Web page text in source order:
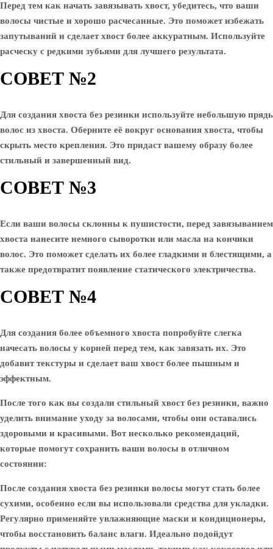
Перед тем как начать завязывать хвост, убедитесь, что ваши
волосы чистые и хорошо расчесанные. Это поможет избежать
запутываний и сделает хвост более аккуратным. Используйте
расческу с редкими зубьями для лучшего результата.
СОВЕТ №2
Для создания хвоста без резинки используйте небольшую прядь
волос из хвоста. Оберните её вокруг основания хвоста, чтобы
скрыть место крепления. Это придаст вашему образу более
стильный и завершенный вид.
СОВЕТ №3
Если ваши волосы склонны к пушистости, перед завязыванием
хвоста нанесите немного сыворотки или масла на кончики
волос. Это поможет сделать их более гладкими и блестящими, а
также предотвратит появление статического электричества.
СОВЕТ №4
Для создания более объемного хвоста попробуйте слегка
начесать волосы у корней перед тем, как завязать их. Это
добавит текстуры и сделает ваш хвост более пышным и
эффектным.
После того как вы создали стильный хвост без резинки, важно
уделить внимание уходу за волосами, чтобы они оставались
здоровыми и красивыми. Вот несколько рекомендаций,
которые помогут сохранить ваши волосы в отличном
состоянии:
После создания хвоста без резинки волосы могут стать более
сухими, особенно если вы использовали средства для укладки.
Регулярно применяйте увлажняющие маски и кондиционеры,
чтобы восстановить баланс влаги. Идеально подойдут